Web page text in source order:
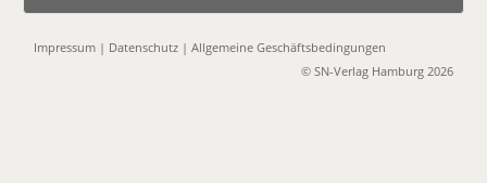
Impressum | Datenschutz |Allgemeine Geschäftsbedingungen
© SN-Verlag Hamburg 2026